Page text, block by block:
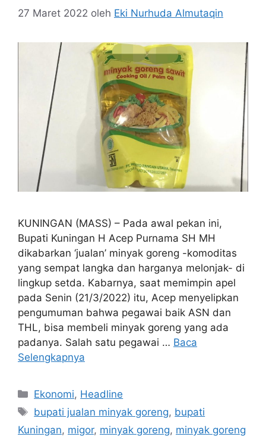
27 Maret 2022 oleh Eki Nurhuda Almutaqin
KUNINGAN (MASS) – Pada awal pekan ini,
Bupati Kuningan H Acep Purnama SH MH
dikabarkan ‘jualan’ minyak goreng -komoditas
yang sempat langka dan harganya melonjak- di
lingkup setda. Kabarnya, saat memimpin apel
pada Senin (21/3/2022) itu, Acep menyelipkan
pengumuman bahwa pegawai baik ASN dan
THL, bisa membeli minyak goreng yang ada
padanya. Salah satu pegawai … Baca
Selengkapnya
Kategori
Ekonomi, Headline
Tag
bupati jualan minyak goreng, bupati
Kuningan, migor, minyak goreng, minyak goreng